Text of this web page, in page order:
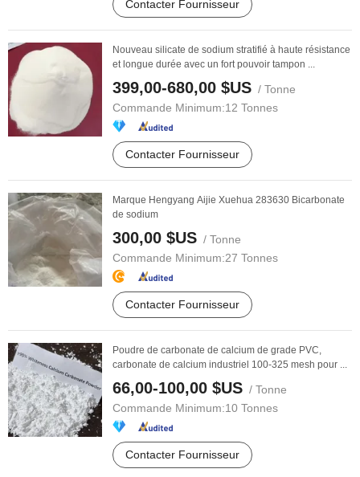
Contacter Fournisseur
Nouveau silicate de sodium stratifié à haute résistance
et longue durée avec un fort pouvoir tampon ...
399,00-680,00 $US / Tonne
Commande Minimum:12 Tonnes
Contacter Fournisseur
Marque Hengyang Aijie Xuehua 283630 Bicarbonate
de sodium
300,00 $US / Tonne
Commande Minimum:27 Tonnes
Contacter Fournisseur
Poudre de carbonate de calcium de grade PVC,
carbonate de calcium industriel 100-325 mesh pour ...
66,00-100,00 $US / Tonne
Commande Minimum:10 Tonnes
Contacter Fournisseur